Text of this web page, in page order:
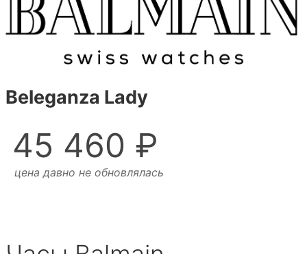
Beleganza Lady
45 460 ₽
цена давно не обновлялась